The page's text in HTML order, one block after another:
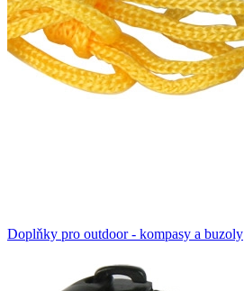
Doplňky pro outdoor - kompasy a buzoly